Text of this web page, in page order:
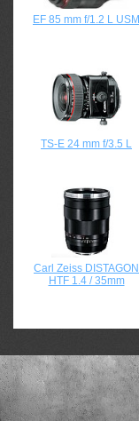
EF 85 mm f/1.2 L USM
TS-E 24 mm f/3.5 L
Сarl Zeiss DISTAGON
HTF 1.4 / 35mm